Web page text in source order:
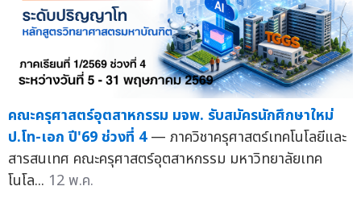
คณะครุศาสตร์อุตสาหกรรม มจพ. รับสมัครนักศึกษาใหม่
ป.โท-เอก ปี'69 ช่วงที่ 4 — ภาควิชาครุศาสตร์เทคโนโลยีและ
สารสนเทศ คณะครุศาสตร์อุตสาหกรรม มหาวิทยาลัยเทค
โนโล... 12 พ.ค.